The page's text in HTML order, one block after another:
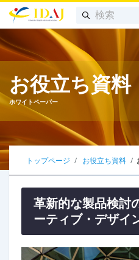
お役立ち資料
ホワイトペーパー
トップページ お役立ち資料
革新的な製品検討
ーティブ・デザイ